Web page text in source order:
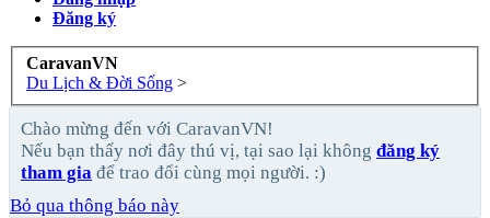
Đăng ký
CaravanVN
Du Lịch & Đời Sống >
Chào mừng đến với CaravanVN!
Nếu bạn thấy nơi đây thú vị, tại sao lại không đăng ký
tham gia để trao đổi cùng mọi người. :)
Bỏ qua thông báo này